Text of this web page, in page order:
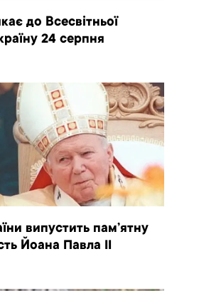
до Всесвітньої
24 серпня
випустить пам’ятну
Йоана Павла II